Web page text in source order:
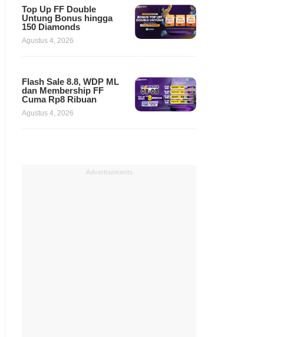
Top Up FF Double
Untung Bonus hingga
150 Diamonds
Agustus 4, 2026
Flash Sale 8.8, WDP ML
dan Membership FF
Cuma Rp8 Ribuan
Agustus 4, 2026
Advertisements